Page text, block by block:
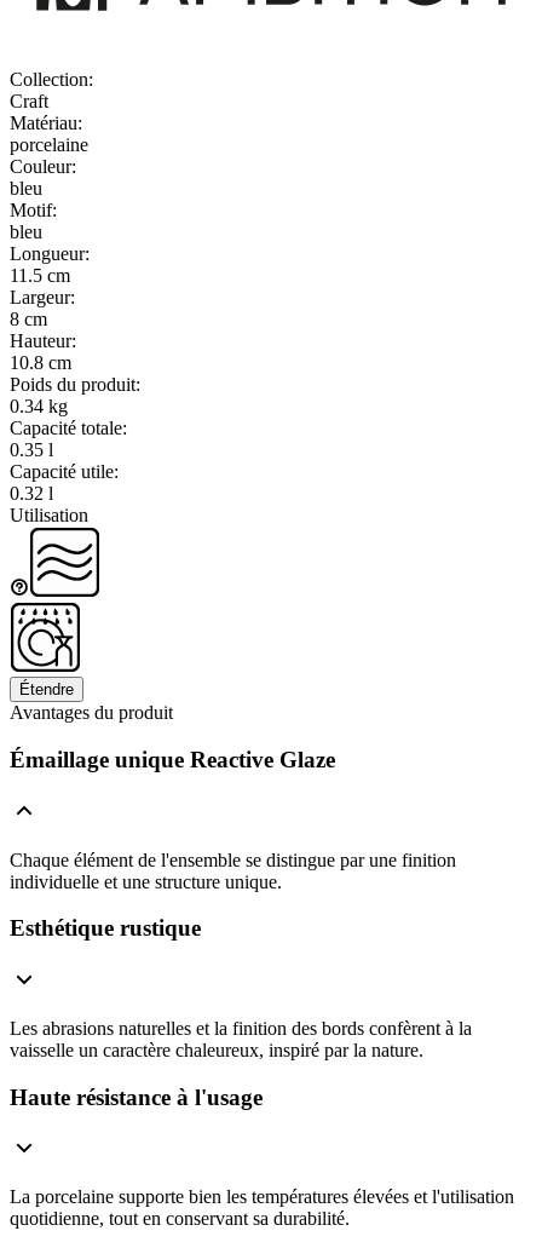
Collection:
Craft
Matériau:
porcelaine
Couleur:
bleu
Motif:
bleu
Longueur:
11.5 cm
Largeur:
8 cm
Hauteur:
10.8 cm
Poids du produit:
0.34 kg
Capacité totale:
0.35 l
Capacité utile:
0.32 l
Utilisation
Étendre
Avantages du produit
Émaillage unique Reactive Glaze
Chaque élément de l'ensemble se distingue par une finition
individuelle et une structure unique.
Esthétique rustique
Les abrasions naturelles et la finition des bords confèrent à la
vaisselle un caractère chaleureux, inspiré par la nature.
Haute résistance à l'usage
La porcelaine supporte bien les températures élevées et l'utilisation
quotidienne, tout en conservant sa durabilité.